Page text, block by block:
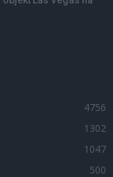
4756
1302
1047
500